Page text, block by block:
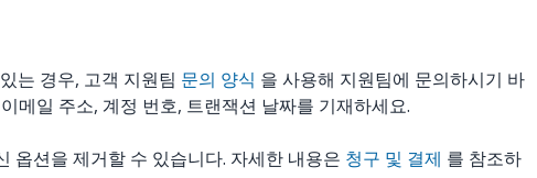
는 경우, 고객 지원팀 문의 양식 을 사용해 지원팀에 문의하시기 바
메일 주소, 계정 번호, 트랜잭션 날짜를 기재하세요.
옵션을 제거할 수 있습니다. 자세한 내용은 청구 및 결제 를 참조하